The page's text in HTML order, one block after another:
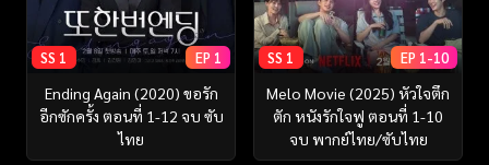
SS 1 EP 1
Ending Again (2020) ขอรัก
อีกซักครั้ง ตอนที่ 1-12 จบ ซับ
ไทย
SS 1 EP 1-10
Melo Movie (2025) หัวใจตึก
ตัก หนังรักใจฟู ตอนที่ 1-10
จบ พากย์ไทย/ซับไทย